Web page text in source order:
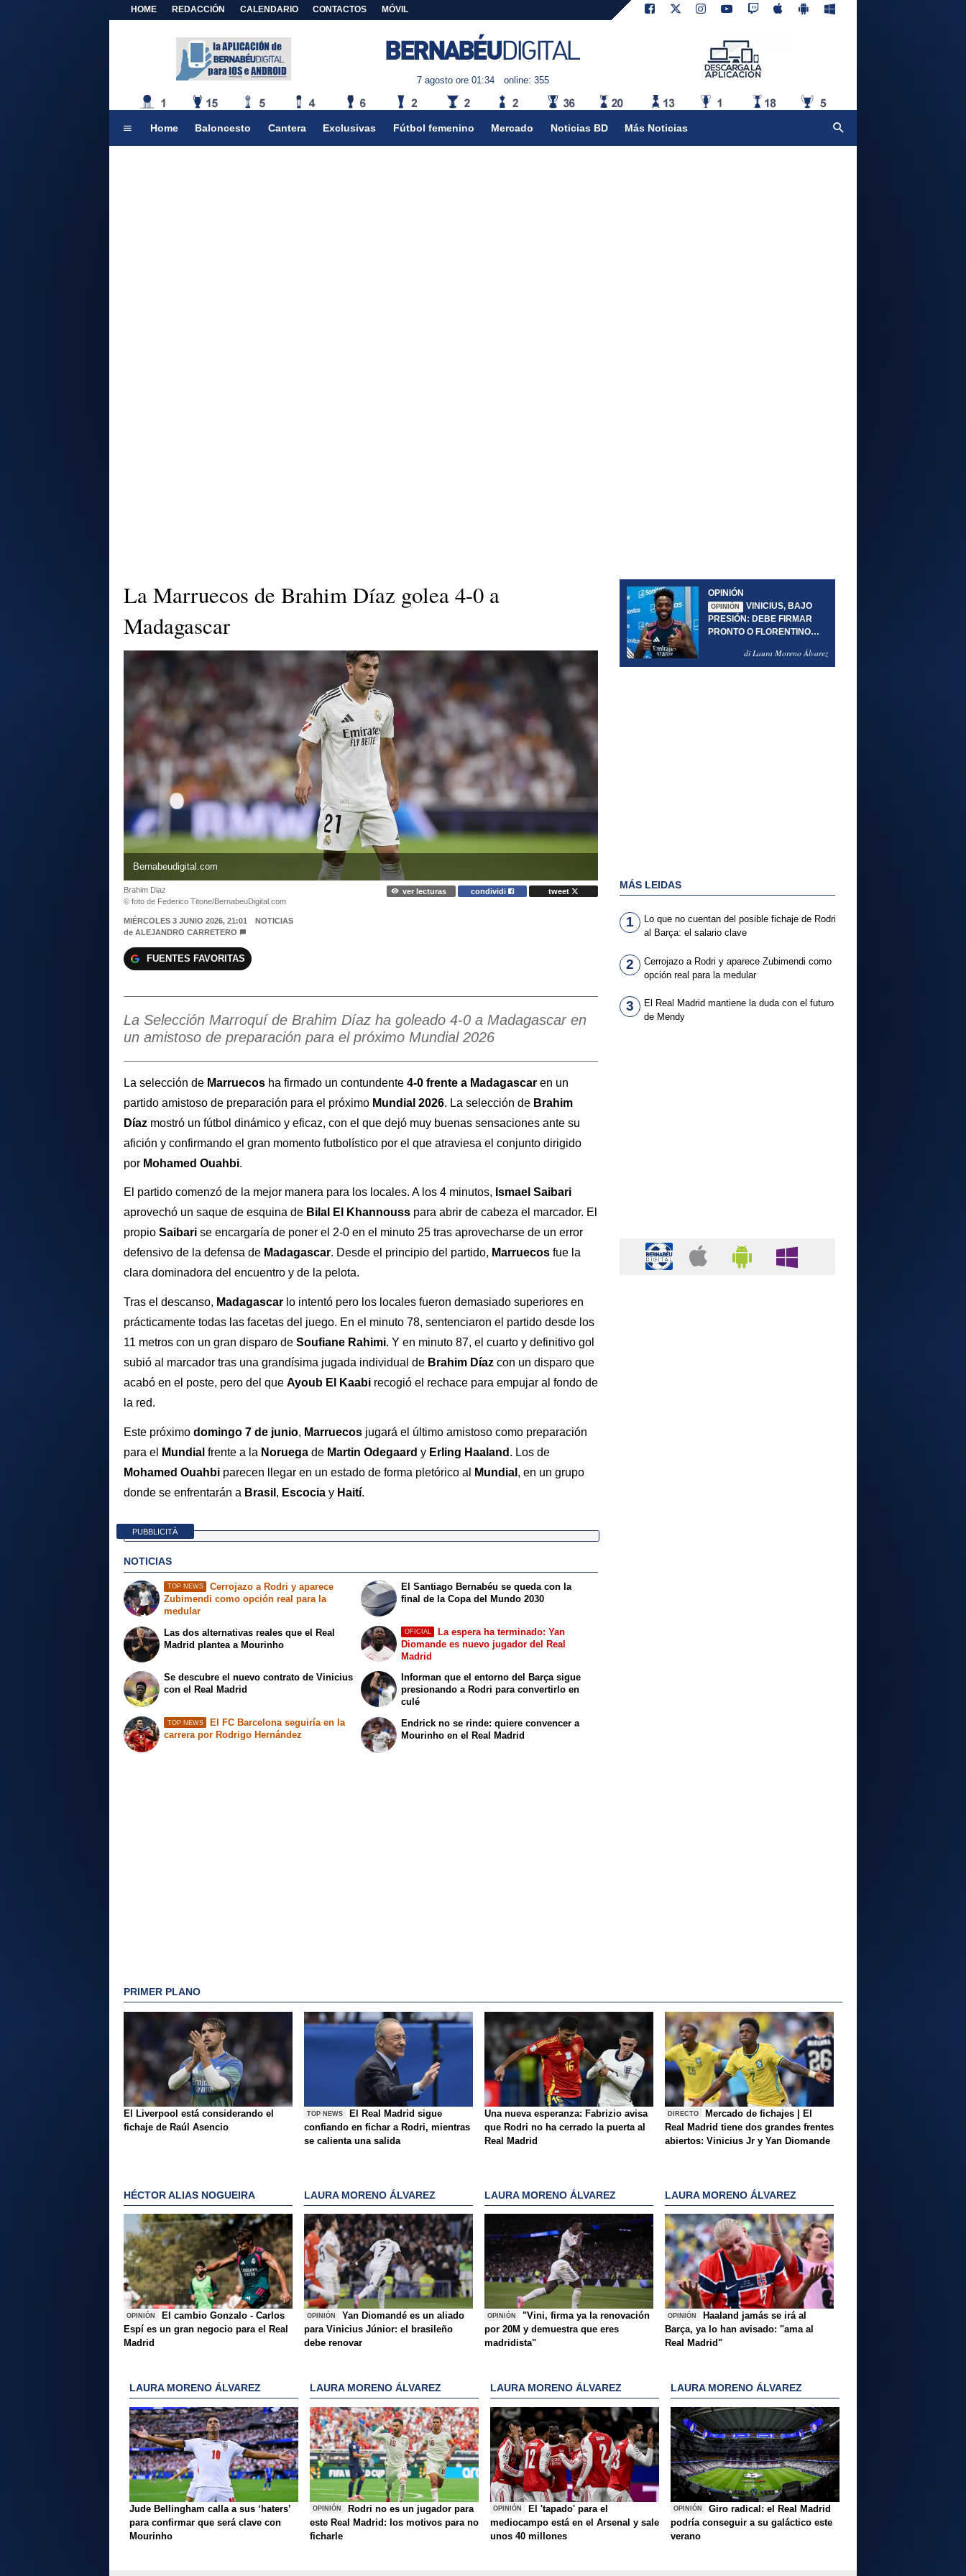
HOME REDACCIÓN CALENDARIO CONTACTOS MÓVIL
7 agosto ore 01:34 online: 355
Home Baloncesto Cantera Exclusivas Fútbol femenino Mercado Noticias BD Más Noticias
La Marruecos de Brahim Díaz golea 4-0 a
Madagascar
Bernabeudigital.com
Brahim Diaz
© foto de Federico Titone/BernabeuDigital.com
ver lecturas condividi tweet
MIÉRCOLES 3 JUNIO 2026, 21:01
NOTICIAS
de ALEJANDRO CARRETERO
FUENTES FAVORITAS
La Selección Marroquí de Brahim Díaz ha goleado 4-0 a Madagascar en
un amistoso de preparación para el próximo Mundial 2026
La selección de Marruecos ha firmado un contundente 4-0 frente a Madagascar en un
partido amistoso de preparación para el próximo Mundial 2026. La selección de Brahim
Díaz mostró un fútbol dinámico y eficaz, con el que dejó muy buenas sensaciones ante su
afición y confirmando el gran momento futbolístico por el que atraviesa el conjunto dirigido
por Mohamed Ouahbi.
El partido comenzó de la mejor manera para los locales. A los 4 minutos, Ismael Saibari
aprovechó un saque de esquina de Bilal El Khannouss para abrir de cabeza el marcador. El
propio Saibari se encargaría de poner el 2-0 en el minuto 25 tras aprovecharse de un error
defensivo de la defensa de Madagascar. Desde el principio del partido, Marruecos fue la
clara dominadora del encuentro y de la pelota.
Tras el descanso, Madagascar lo intentó pero los locales fueron demasiado superiores en
prácticamente todas las facetas del juego. En el minuto 78, sentenciaron el partido desde los
11 metros con un gran disparo de Soufiane Rahimi. Y en minuto 87, el cuarto y definitivo gol
subió al marcador tras una grandísima jugada individual de Brahim Díaz con un disparo que
acabó en el poste, pero del que Ayoub El Kaabi recogió el rechace para empujar al fondo de
la red.
Este próximo domingo 7 de junio, Marruecos jugará el último amistoso como preparación
para el
Mundial frente a la Noruega de Martin Odegaard y Erling Haaland . Los de
Mohamed Ouahbi parecen llegar en un estado de forma pletórico al Mundial , en un grupo
donde se enfrentarán a Brasil , Escocia y Haití.
PUBBLICITÀ
NOTICIAS
TOP NEWS
Cerrojazo a Rodri y aparece
Zubimendi como opción real para la
medular
Las dos alternativas reales que el Real
Madrid plantea a Mourinho
El Santiago Bernabéu se queda con la
final de la Copa del Mundo 2030
OFICIAL
La espera ha terminado: Yan
Diomande es nuevo jugador del Real
Madrid
Se descubre el nuevo contrato de Vinicius
con el Real Madrid
TOP NEWS
El FC Barcelona seguiría en la
carrera por Rodrigo Hernández
Informan que el entorno del Barça sigue
presionando a Rodri para convertirlo en
culé
Endrick no se rinde: quiere convencer a
Mourinho en el Real Madrid
OPINIÓN
OPINIÓN
VINICIUS, BAJO
PRESIÓN: DEBE FIRMAR
PRONTO O FLORENTINO
di Laura Moreno Álvarez
MÁS LEIDAS
1
Lo que no cuentan del posible fichaje de Rodri
al Barça: el salario clave
2
Cerrojazo a Rodri y aparece Zubimendi como
opción real para la medular
3
El Real Madrid mantiene la duda con el futuro
de Mendy
PRIMER PLANO
El Liverpool está considerando el
fichaje de Raúl Asencio
TOP NEWS
El Real Madrid sigue
confiando en fichar a Rodri, mientras
se calienta una salida
Una nueva esperanza: Fabrizio avisa
que Rodri no ha cerrado la puerta al
Real Madrid
DIRECTO
Mercado de fichajes | El
Real Madrid tiene dos grandes frentes
abiertos: Vinicius Jr y Yan Diomande
HÉCTOR ALIAS NOGUEIRA
OPINIÓN
El cambio Gonzalo - Carlos
Espí es un gran negocio para el Real
Madrid
LAURA MORENO ÁLVAREZ
OPINIÓN
Yan Diomandé es un aliado
para Vinicius Júnior: el brasileño
debe renovar
LAURA MORENO ÁLVAREZ
OPINIÓN
"Vini, firma ya la renovación
por 20M y demuestra que eres
madridista"
LAURA MORENO ÁLVAREZ
OPINIÓN
Haaland jamás se irá al
Barça, ya lo han avisado: "ama al
Real Madrid"
LAURA MORENO ÁLVAREZ
Jude Bellingham calla a sus ‘haters’
para confirmar que será clave con
Mourinho
LAURA MORENO ÁLVAREZ
OPINIÓN
Rodri no es un jugador para
este Real Madrid: los motivos para no
ficharle
LAURA MORENO ÁLVAREZ
OPINIÓN
El 'tapado' para el
mediocampo está en el Arsenal y sale
unos 40 millones
LAURA MORENO ÁLVAREZ
OPINIÓN
Giro radical: el Real Madrid
podría conseguir a su galáctico este
verano